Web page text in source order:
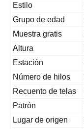
Estilo
Grupo de edad
Muestra gratis
Altura
Estación
Número de hilos
Recuento de telas
Patrón
Lugar de origen